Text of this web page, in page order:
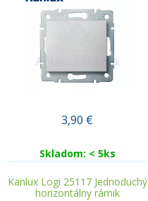
3,90 €
Skladom: < 5ks
Kanlux Logi 25117 Jednoduchý
horizontálny rámik